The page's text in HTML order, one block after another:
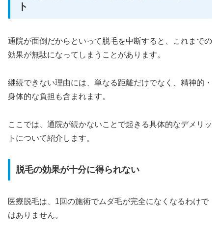
ト
通院が面倒だからといって脱毛を中断すると、これまでの
効果が無駄になってしまうことがあります。
継続できない理由には、単なる距離だけでなく、精神的・
身体的な負担も含まれます。
ここでは、通院が続かないことで起きる具体的なデメリッ
トについて紹介します。
脱毛の効果が十分に得られない
医療脱毛は、1回の施術でムダ毛が完全になくなるわけで
はありません。